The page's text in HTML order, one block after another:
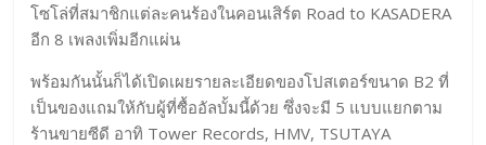
โซโล่ที่สมาชิกแต่ละคนร้องในคอนเสิร์ต Road to KASADERA
อีก 8 เพลงเพิ่มอีกแผ่น
พร้อมกันนั้นก็ได้เปิดเผยรายละเอียดของโปสเตอร์ขนาด B2 ที่
เป็นของแถมให้กับผู้ที่ซื้ออัลบั้มนี้ด้วย ซึ่งจะมี 5 แบบแยกตาม
ร้านขายซีดี อาทิ Tower Records, HMV, TSUTAYA